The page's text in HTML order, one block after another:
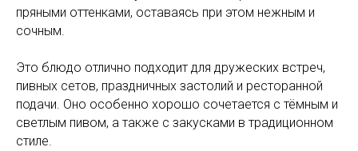
пряными оттенками, оставаясь при этом нежным и
сочным.
Это блюдо отлично подходит для дружеских встреч,
пивных сетов, праздничных застолий и ресторанной
подачи. Оно особенно хорошо сочетается с тёмным и
светлым пивом, а также с закусками в традиционном
стиле.